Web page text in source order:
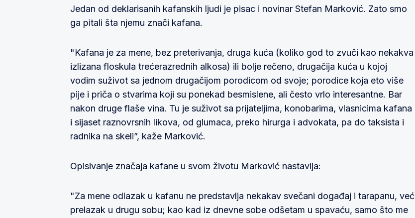
Jedan od deklarisanih kafanskih ljudi je pisac i novinar Stefan Marković. Zato smo
ga pitali šta njemu znači kafana.
"Kafana je za mene, bez preterivanja, druga kuća (koliko god to zvuči kao nekakva
izlizana floskula trećerazrednih alkosa) ili bolje rečeno, drugačija kuća u kojoj
vodim suživot sa jednom drugačijom porodicom od svoje; porodice koja eto više
pije i priča o stvarima koji su ponekad besmislene, ali često vrlo interesantne. Bar
nakon druge flaše vina. Tu je suživot sa prijateljima, konobarima, vlasnicima kafana
i sijaset raznovrsnih likova, od glumaca, preko hirurga i advokata, pa do taksista i
radnika na skeli”, kaže Marković.
Opisivanje značaja kafane u svom životu Marković nastavlja:
"Za mene odlazak u kafanu ne predstavlja nekakav svečani događaj i tarapanu, već
prelazak u drugu sobu; kao kad iz dnevne sobe odšetam u spavaću, samo što me